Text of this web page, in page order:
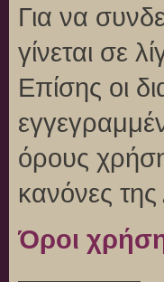
Για να
γίνεται σε
Επίσης οι
όρους
κανόνες
Όροι